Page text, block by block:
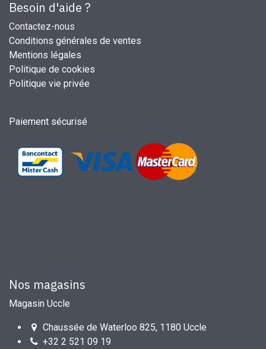
Besoin d'aide ?
Contactez-nous
Conditions générales de ventes
Mentions légales
Politique de cookies
Politique vie privée
Paiement sécurisé
Nos magasins
Magasin Uccle
Chaussée de Waterloo 825, 1180 Uccle
+32 2 521 09 19